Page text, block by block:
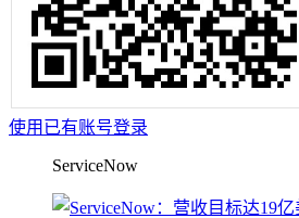
使用已有账号登录
ServiceNow